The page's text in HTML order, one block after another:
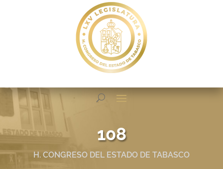
108
H. CONGRESO DEL ESTADO DE TABASCO